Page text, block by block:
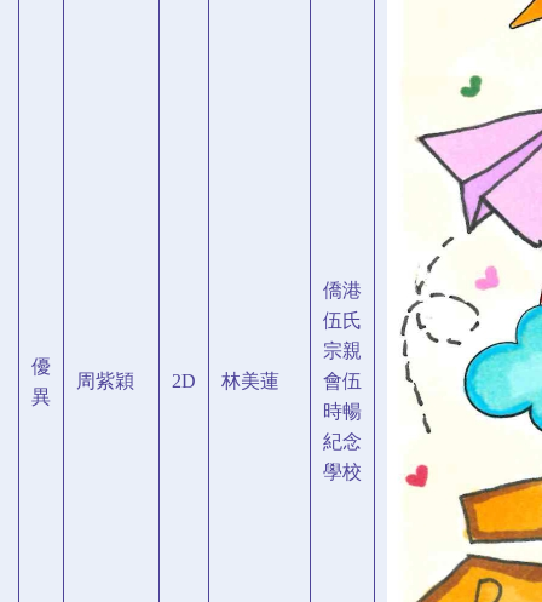
優
異
周紫穎 2D 林美蓮
僑港
伍氏
宗親
會伍
時暢
紀念
學校